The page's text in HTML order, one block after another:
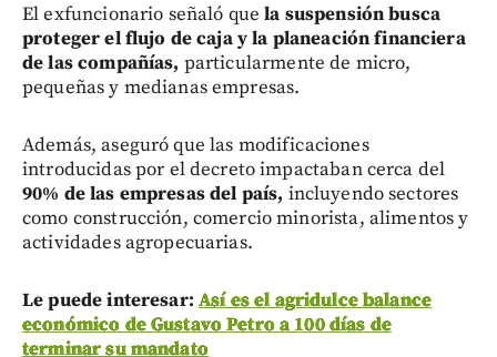
El exfuncionario señaló que la suspensión busca
proteger el flujo de caja y la planeación financiera
de las compañías, particularmente de micro,
pequeñas y medianas empresas.
Además, aseguró que las modificaciones
introducidas por el decreto impactaban cerca del
90% de las empresas del país, incluyendo sectores
como construcción, comercio minorista, alimentos y
actividades agropecuarias.
Le puede interesar: Así es el agridulce balance
económico de Gustavo Petro a 100 días de
terminar su mandato